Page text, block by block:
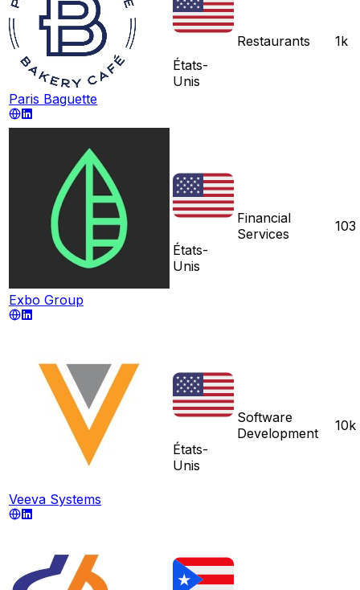
Paris Baguette
États-
Unis
Restaurants 1k
Exbo Group
États-
Unis
Financial
Services
103
Veeva Systems
États-
Unis
Software
Development
10k